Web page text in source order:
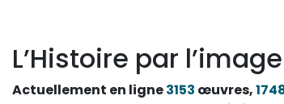
L’Histoire par
Actuellement en ligne3153 œuvres,